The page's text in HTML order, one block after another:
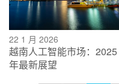
22 1 月 2026
越南人工智能市场：2025
年最新展望